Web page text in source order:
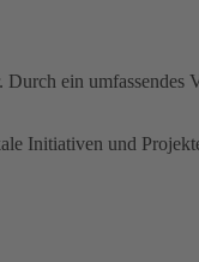
ein
Initiativen und